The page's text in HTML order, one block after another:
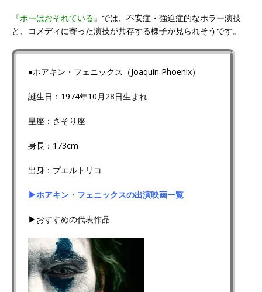
『ボーはおそれている』 では、不安症・強迫症的なホラー演技
と、コメディに寄った演技が共存する様子が見られそうです。
●ホアキン・フェニックス（Joaquin Phoenix）
誕生日：1974年10月28日生まれ
星座：さそり座
身長：173cm
出身：プエルトリコ
▶ホアキン・フェニックスの出演映画一覧
▶おすすめの代表作品